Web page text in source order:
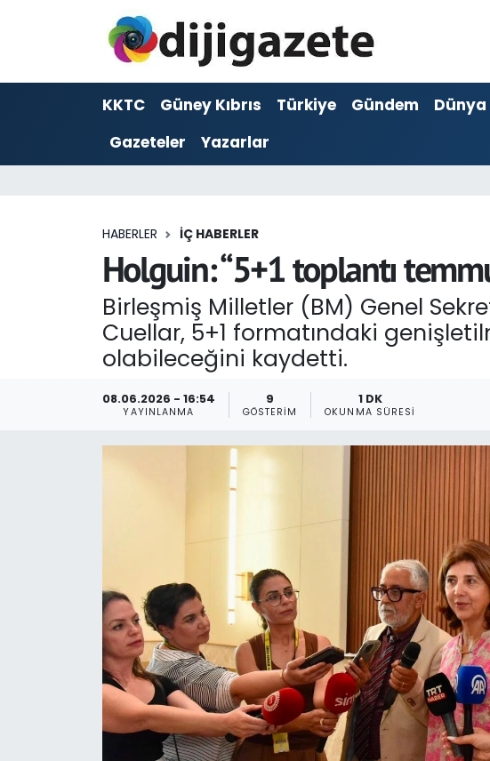
KKTC Güney Kıbrıs Türkiye Gündem Dünya
Gazeteler
Yazarlar
HABERLER İÇ HABERLER
Holguin: “5+1 toplantı
Birleşmiş Milletler (BM) Genel
Cuellar, 5+1 formatındaki
olabileceğini kaydetti.
08.06.2026 - 16:54
YAYINLANMA
9
GÖSTERIM
1 DK
OKUNMA SÜRESI
ADVERTORIAL
Dijigazete
Foto Galeri
Magazin
Nöbetçi Eczaneler
Otomobil Dünyası
Hava Durumu
Trafik Durumu
Son Dakika Haberleri
Haber Arşivi